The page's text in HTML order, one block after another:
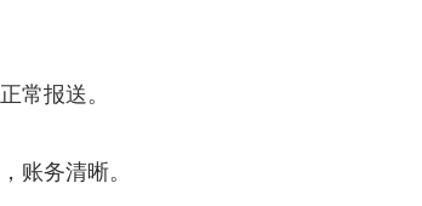
常报送。
账务清晰。